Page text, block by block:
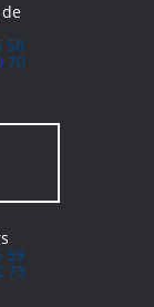
50
70
59
73